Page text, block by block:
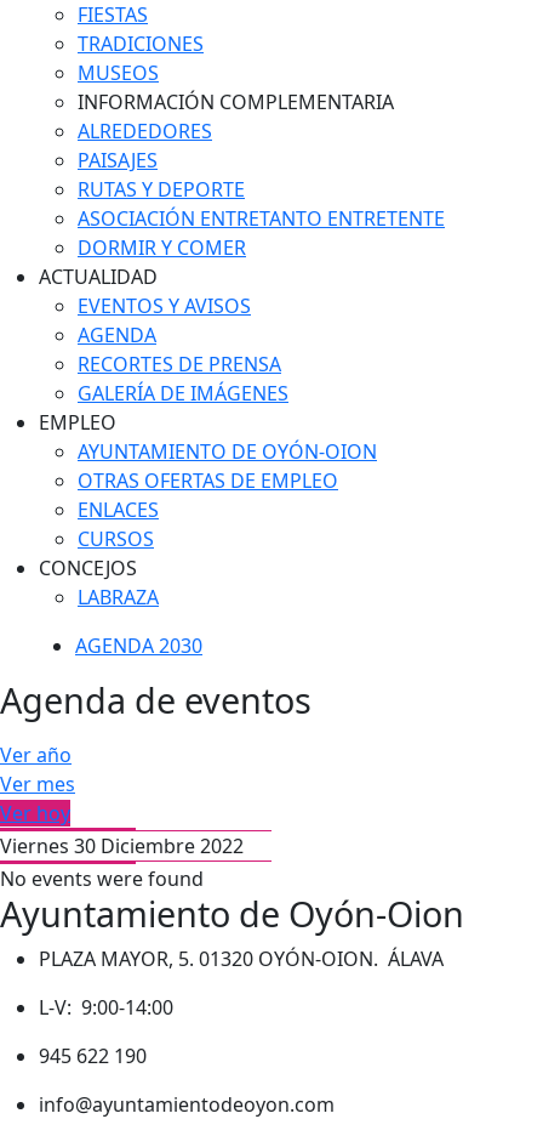
FIESTAS
TRADICIONES
MUSEOS
INFORMACIÓN COMPLEMENTARIA
ALREDEDORES
PAISAJES
RUTAS Y DEPORTE
ASOCIACIÓN ENTRETANTO ENTRETENTE
DORMIR Y COMER
ACTUALIDAD
EVENTOS Y AVISOS
AGENDA
RECORTES DE PRENSA
GALERÍA DE IMÁGENES
EMPLEO
AYUNTAMIENTO DE OYÓN-OION
OTRAS OFERTAS DE EMPLEO
ENLACES
CURSOS
CONCEJOS
LABRAZA
AGENDA 2030
Agenda de eventos
Ver año
Ver mes
Ver hoy
Viernes 30 Diciembre 2022
No events were found
Ayuntamiento de Oyón-Oion
PLAZA MAYOR, 5. 01320 OYÓN-OION. ÁLAVA
L-V: 9:00-14:00
945 622 190
info@ayuntamientodeoyon.com